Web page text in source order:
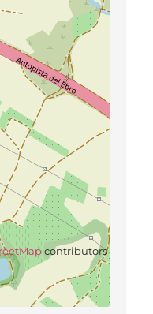
contributors